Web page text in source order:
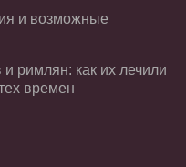
и возможные
римлян: как их лечили
времен